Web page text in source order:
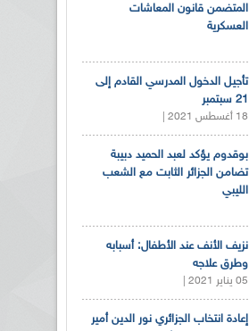
المتضمن قانون المعاشات
العسكرية
تأجيل الدخول المدرسي القادم إلى
21 سبتمبر
18 أغسطس 2021 |
بوقدوم يؤكد لعبد الحميد دبيبة
تضامن الجزائر الثابت مع الشعب
الليبي
نزيف الأنف عند الأطفال: أسبابه
وطرق علاجه
05 يناير 2021 |
إعادة انتخاب الجزائري نور الدين أمير